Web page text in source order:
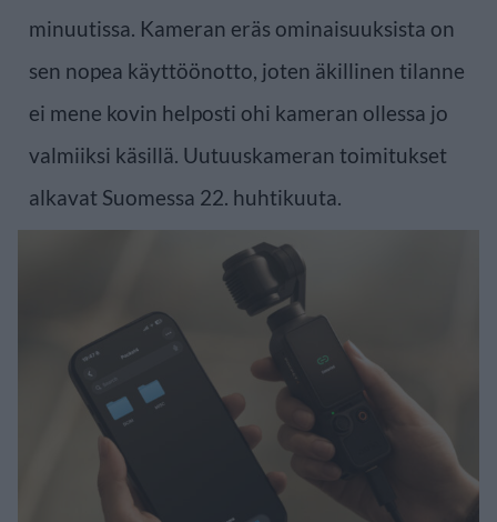
minuutissa. Kameran eräs ominaisuuksista on
sen nopea käyttöönotto, joten äkillinen tilanne
ei mene kovin helposti ohi kameran ollessa jo
valmiiksi käsillä. Uutuuskameran toimitukset
alkavat Suomessa 22. huhtikuuta.